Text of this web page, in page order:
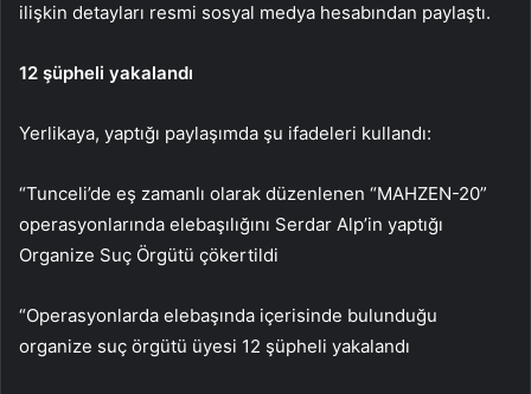
ilişkin detayları resmi sosyal medya hesabından paylaştı.
12 şüpheli yakalandı
Yerlikaya, yaptığı paylaşımda şu ifadeleri kullandı:
“Tunceli’de eş zamanlı olarak düzenlenen “MAHZEN-20”
operasyonlarında elebaşılığını Serdar Alp’in yaptığı
Organize Suç Örgütü çökertildi
“Operasyonlarda elebaşında içerisinde bulunduğu
organize suç örgütü üyesi 12 şüpheli yakalandı